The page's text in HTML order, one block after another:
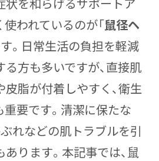
われているのが「鼠径ヘ
す。日常生活の負担を軽減
方も多いですが、直接肌
脂が付着しやすく、衛生
要です。清潔に保たな
れなどの肌トラブルを引
ります。本記事では、 鼠